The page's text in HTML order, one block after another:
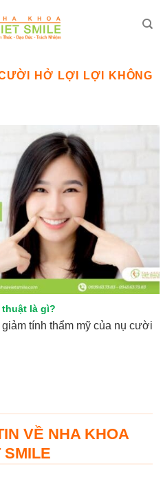
HỞ LỢI LỢI KHÔNG
là gì?
tính thẩm mỹ của nụ cười
VỀ NHA KHOA
SMILE